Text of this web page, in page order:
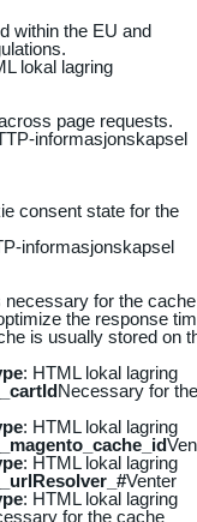
within the EU and
lokal lagring
page requests.
informasjonskapsel
consent state for the
informasjonskapsel
necessary for the cache
the response
is usually stored on
: HTML lokal lagring
Necessary for the
: HTML lokal lagring
: HTML lokal lagring
Venter
: HTML lokal lagring
for the cache